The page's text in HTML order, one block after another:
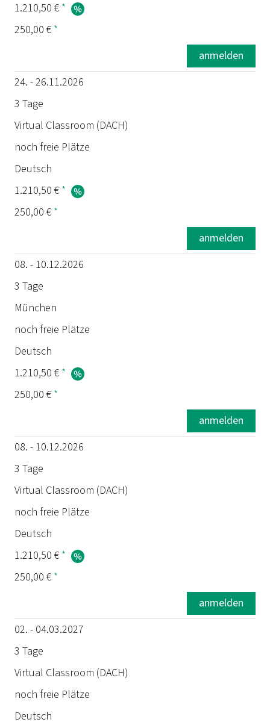
1.210,50 € *
250,00 € *
anmelden
24. - 26.11.2026
3 Tage
Virtual Classroom (DACH)
noch freie Plätze
Deutsch
1.210,50 € *
250,00 € *
anmelden
08. - 10.12.2026
3 Tage
München
noch freie Plätze
Deutsch
1.210,50 € *
250,00 € *
anmelden
08. - 10.12.2026
3 Tage
Virtual Classroom (DACH)
noch freie Plätze
Deutsch
1.210,50 € *
250,00 € *
anmelden
02. - 04.03.2027
3 Tage
Virtual Classroom (DACH)
noch freie Plätze
Deutsch